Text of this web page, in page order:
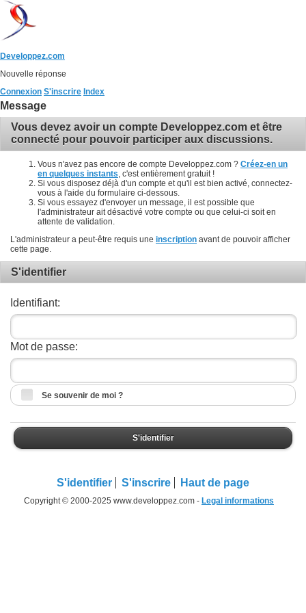
Developpez.com
Nouvelle réponse
Connexion S'inscrire Index
Message
Vous devez avoir un compte Developpez.com et être
connecté pour pouvoir participer aux discussions.
Vous n'avez pas encore de compte Developpez.com ? Créez-en un
en quelques instants , c'est entièrement gratuit !
Si vous disposez déjà d'un compte et qu'il est bien activé, connectez-
vous à l'aide du formulaire ci-dessous.
Si vous essayez d'envoyer un message, il est possible que
l'administrateur ait désactivé votre compte ou que celui-ci soit en
attente de validation.
L'administrateur a peut-être requis une inscription avant de pouvoir afficher
cette page.
S'identifier
Identifiant:
Mot de passe:
Se souvenir de moi ?
S'identifier
S'identifier S'inscrire Haut de page
Copyright © 2000-2025 www.developpez.com - Legal informations